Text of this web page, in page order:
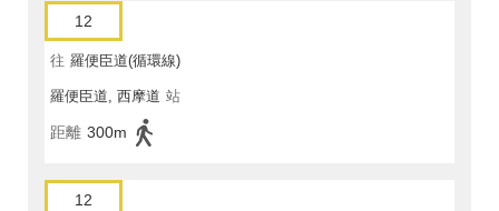
12
往 羅便臣道(循環線)
羅便臣道, 西摩道 站
距離 300m
12